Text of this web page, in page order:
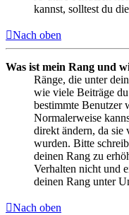
kannst, solltest du
Nach oben
Was ist mein Rang und
Ränge, die unter
wie viele Beiträge
bestimmte Benutzer
Normalerweise
direkt ändern, da
wurden. Bitte
deinen Rang zu
Verhalten nicht und
deinen Rang unter
Nach oben